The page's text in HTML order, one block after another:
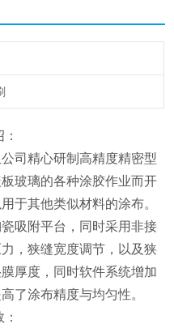
司精心研制高精度精密型
玻璃的各种涂胶作业而开
于其他类似材料的涂布。
吸附平台，同时采用非接
，狭缝宽度调节，以及狭
厚度，同时软件系统增加
了涂布精度与均匀性。